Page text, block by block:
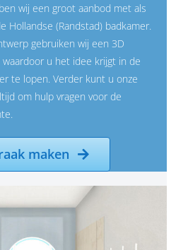
wij een groot aanbod met als
Hollandse (Randstad) badkamer.
gebruiken wij een 3D
u het idee krijgt in de
te lopen. Verder kunt u onze
om hulp vragen voor de
maken